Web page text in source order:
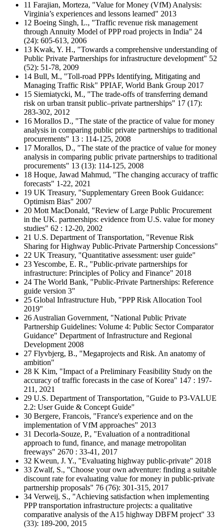
11 Farajian, Morteza, "Value for Money (VfM) Analysis:
Virginia’s experiences and lessons learned" 2013
12 Boeing Singh, L., "Traffic revenue risk management
through Annuity Model of PPP road projects in India" 24
(24): 605-613, 2006
13 Kwak, Y. H., "Towards a comprehensive understanding of
Public Private Partnerships for infrastructure development" 52
(52): 51-78, 2009
14 Bull, M., "Toll-road PPPs Identifying, Mitigating and
Managing Traffic Risk" PPIAF, World Bank Group 2017
15 Siemiatycki, M., "The trade-offs of transferring demand
risk on urban transit public–private partnerships" 17 (17):
283-302, 2012
16 Morallos D., "The state of the practice of value for money
analysis in comparing public private partnerships to traditional
procurements" 13 : 114-125, 2008
17 Morallos, D., "The state of the practice of value for money
analysis in comparing public private partnerships to traditional
procurements" 13 (13): 114-125, 2008
18 Hoque, Jawad Mahmud, "The changing accuracy of traffic
forecasts" 1-22, 2021
19 UK Treasury, "Supplementary Green Book Guidance:
Optimism Bias" 2007
20 Mott MacDonald, "Review of Large Public Procurement
in the UK. partnerships: evidence from U.S. value for money
studies" 62 : 12-20, 2002
21 U.S. Department of Transportation, "Revenue Risk
Sharing for Highway Public-Private Partnership Concessions"
22 UK Treasury, "Quantitative assessment: user guide"
23 Yescombe, E. R., "Public-private partnerships for
infrastructure: Principles of Policy and Finance" 2018
24 The World Bank, "Public-Private Partnerships: Reference
guide version 3"
25 Global Infrastructure Hub, "PPP Risk Allocation Tool
2019"
26 Australian Government, "National Public Private
Partnership Guidelines: Volume 4: Public Sector Comparator
Guidance" Department of Infrastructure and Regional
Development 2008
27 Flyvbjerg, B., "Megaprojects and Risk. An anatomy of
ambition"
28 K Kim, "Impact of a Preliminary Feasibility Study on the
accuracy of traffic forecasts in the case of Korea" 147 : 197-
211, 2021
29 U.S. Department of Transportation, "Guide to P3-VALUE
2.2: User Guide & Concept Guide"
30 Bergere, Francois, "France's experience and on the
implementation of VfM approaches" 2013
31 Decorla-Souze, P., "Evaluation of a nontraditional
approach to fund, finance, and manage metropolitan
freeways" 2670 : 33-41, 2017
32 Kweun, J. Y., "Evaluating highway public-private" 2018
33 Zwalf, S., "Choose your own adventure: finding a suitable
discount rate for evaluating value for money in public-private
partnership proposals" 76 (76): 301-315, 2017
34 Verweij, S., "Achieving satisfaction when implementing
PPP transportation infrastructure projects: a qualitative
comparative analysis of the A15 highway DBFM project" 33
(33): 189-200, 2015